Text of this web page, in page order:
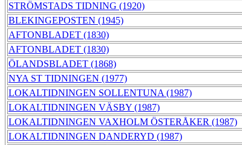
STRÖMSTADS TIDNING (1920)
BLEKINGEPOSTEN (1945)
AFTONBLADET (1830)
AFTONBLADET (1830)
ÖLANDSBLADET (1868)
NYA ST TIDNINGEN (1977)
LOKALTIDNINGEN SOLLENTUNA (1987)
LOKALTIDNINGEN VÄSBY (1987)
LOKALTIDNINGEN VAXHOLM ÖSTERÅKER (1987)
LOKALTIDNINGEN DANDERYD (1987)